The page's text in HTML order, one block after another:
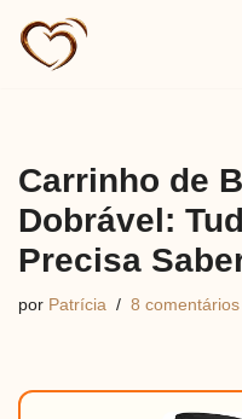
Pular
Carrinho de
Dobrável:
Precisa
por Patrícia 8 comentários